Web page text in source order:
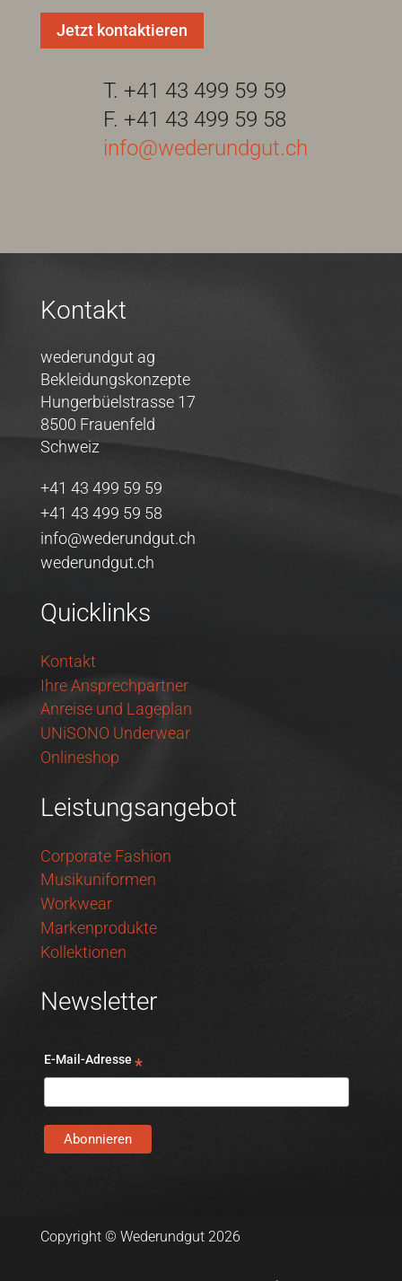
Jetzt kontaktieren
T. +41 43 499 59 59
F. +41 43 499 59 58
info@wederundgut.ch
Kontakt
wederundgut ag
Bekleidungskonzepte
Hungerbüelstrasse 17
8500 Frauenfeld
Schweiz
+41 43 499 59 59
+41 43 499 59 58
info@wederundgut.ch
wederundgut.ch
Quicklinks
Kontakt
Ihre Ansprechpartner
Anreise und Lageplan
UNiSONO Underwear
Onlineshop
Leistungsangebot
Corporate Fashion
Musikuniformen
Workwear
Markenprodukte
Kollektionen
Newsletter
E-Mail-Adresse *
Copyright © Wederundgut 2026